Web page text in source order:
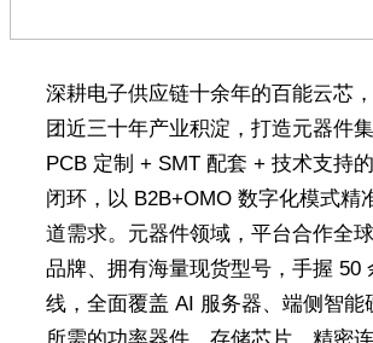
深耕电子供应链十余年的百能云芯
团近三十年产业积淀，打造元器件
PCB 定制 + SMT 配套 + 技术支持
闭环，以 B2B+OMO 数字化模式精
道需求。元器件领域，平台合作全
品牌、拥有海量现货型号，手握 50
线，全面覆盖 AI 服务器、端侧智能
所需的功率器件、存储芯片、精密